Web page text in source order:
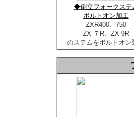
◆倒立フォークステ
ボルトオン加工
ZXR400、750
ZX-７R、ZX-9R
のステムをボルトオン